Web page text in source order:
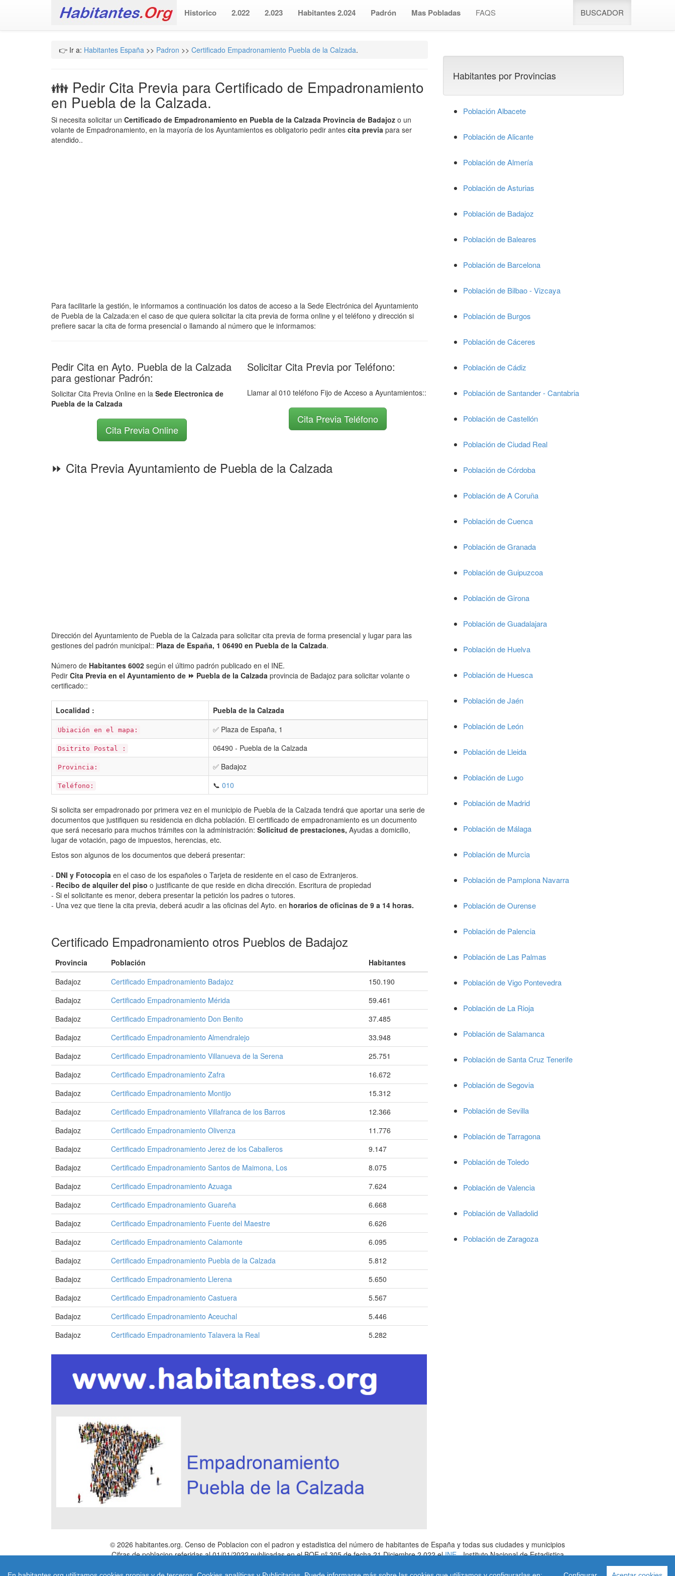
Historico 2.022 2.023 Habitantes 2.024 Padrón Mas Pobladas FAQS BUSCADOR
👉 Ir a: Habitantes España >> Padron >> Certificado Empadronamiento Puebla de la Calzada.
👪 Pedir Cita Previa para Certificado de Empadronamiento
en Puebla de la Calzada.
Si necesita solicitar un Certificado de Empadronamiento en Puebla de la Calzada Provincia de Badajoz o un
volante de Empadronamiento, en la mayoría de los Ayuntamientos es obligatorio pedir antes cita previa para ser
atendido..
Para facilitarle la gestión, le informamos a continuación los datos de acceso a la Sede Electrónica del Ayuntamiento
de Puebla de la Calzada:en el caso de que quiera solicitar la cita previa de forma online y el teléfono y dirección si
prefiere sacar la cita de forma presencial o llamando al número que le informamos:
Pedir Cita en Ayto. Puebla de la Calzada
para gestionar Padrón:
Solicitar Cita Previa Online en la Sede Electronica de
Puebla de la Calzada
Cita Previa Online
Solicitar Cita Previa por Teléfono:
Llamar al 010 teléfono Fijo de Acceso a Ayuntamientos::
Cita Previa Teléfono
⏩ Cita Previa Ayuntamiento de Puebla de la Calzada
Dirección del Ayuntamiento de Puebla de la Calzada para solicitar cita previa de forma presencial y lugar para las
gestiones del padrón municipal:: Plaza de España, 1 06490 en Puebla de la Calzada.
Número de Habitantes 6002 según el último padrón publicado en el INE.
Pedir Cita Previa en el Ayuntamiento de ⏩ Puebla de la Calzada provincia de Badajoz para solicitar volante o
certificado::
Localidad : Puebla de la Calzada
Ubiación en el mapa: ✅ Plaza de España, 1
Dsitrito Postal : 06490 - Puebla de la Calzada
Provincia: ✅ Badajoz
Teléfono: 📞 010
Si solicita ser empadronado por primera vez en el municipio de Puebla de la Calzada tendrá que aportar una serie de
documentos que justifiquen su residencia en dicha población. El certificado de empadronamiento es un documento
que será necesario para muchos trámites con la administración: Solicitud de prestaciones, Ayudas a domicilio,
lugar de votación, pago de impuestos, herencias, etc.
Estos son algunos de los documentos que deberá presentar:
- DNI y Fotocopia en el caso de los españoles o Tarjeta de residente en el caso de Extranjeros.
- Recibo de alquiler del piso o justificante de que reside en dicha dirección. Escritura de propiedad
- Si el solicitante es menor, debera presentar la petición los padres o tutores.
- Una vez que tiene la cita previa, deberá acudir a las oficinas del Ayto. en horarios de oficinas de 9 a 14 horas.
Certificado Empadronamiento otros Pueblos de Badajoz
Provincia Población
Habitantes
Badajoz
Certificado Empadronamiento Badajoz
150.190
Badajoz
Certificado Empadronamiento Mérida
59.461
Badajoz
Certificado Empadronamiento Don Benito
37.485
Badajoz
Certificado Empadronamiento Almendralejo
33.948
Badajoz
Certificado Empadronamiento Villanueva de la Serena
25.751
Badajoz
Certificado Empadronamiento Zafra
16.672
Badajoz
Certificado Empadronamiento Montijo
15.312
Badajoz
Certificado Empadronamiento Villafranca de los Barros
12.366
Badajoz
Certificado Empadronamiento Olivenza
11.776
Badajoz
Certificado Empadronamiento Jerez de los Caballeros
9.147
Badajoz
Certificado Empadronamiento Santos de Maimona, Los
8.075
Badajoz
Certificado Empadronamiento Azuaga
7.624
Badajoz
Certificado Empadronamiento Guareña
6.668
Badajoz
Certificado Empadronamiento Fuente del Maestre
6.626
Badajoz
Certificado Empadronamiento Calamonte
6.095
Badajoz
Certificado Empadronamiento Puebla de la Calzada
5.812
Badajoz
Certificado Empadronamiento Llerena
5.650
Badajoz
Certificado Empadronamiento Castuera
5.567
Badajoz
Certificado Empadronamiento Aceuchal
5.446
Badajoz
Certificado Empadronamiento Talavera la Real 5.282
Habitantes por Provincias
Población Albacete
Población de Alicante
Población de Almería
Población de Asturias
Población de Badajoz
Población de Baleares
Población de Barcelona
Población de Bilbao - Vizcaya
Población de Burgos
Población de Cáceres
Población de Cádiz
Población de Santander - Cantabria
Población de Castellón
Población de Ciudad Real
Población de Córdoba
Población de A Coruña
Población de Cuenca
Población de Granada
Población de Guipuzcoa
Población de Girona
Población de Guadalajara
Población de Huelva
Población de Huesca
Población de Jaén
Población de León
Población de Lleida
Población de Lugo
Población de Madrid
Población de Málaga
Población de Murcia
Población de Pamplona Navarra
Población de Ourense
Población de Palencia
Población de Las Palmas
Población de Vigo Pontevedra
Población de La Rioja
Población de Salamanca
Población de Santa Cruz Tenerife
Población de Segovia
Población de Sevilla
Población de Tarragona
Población de Toledo
Población de Valencia
Población de Valladolid
Población de Zaragoza
© 2026 habitantes.org. Censo de Poblacion con el padron y estadistica del número de habitantes de España y todas sus ciudades y municipios
Cifras de poblacion referidas al 01/01/2022 publicadas en el BOE nº 305 de fecha 21 Diciembre 2.022 elINE- Instituto Nacional de Estadistica